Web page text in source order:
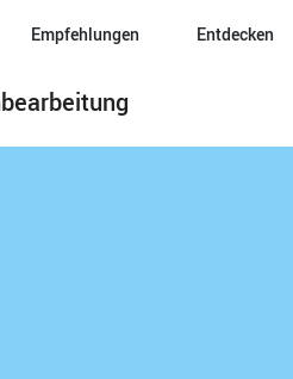
Empfehlungen Entdecken